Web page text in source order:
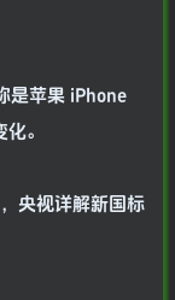
是苹果 iPhone
。
央视详解新国标